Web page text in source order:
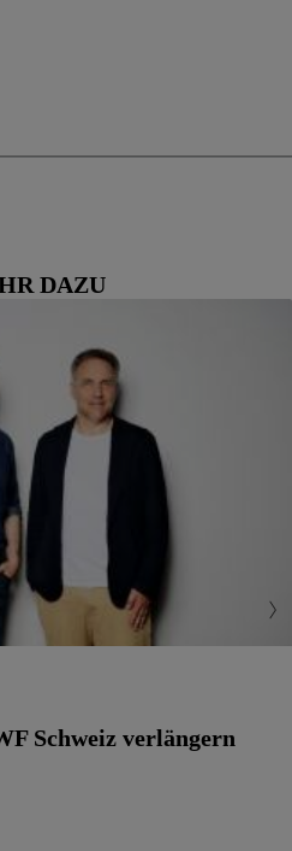
DAZU
Schweiz verlängern